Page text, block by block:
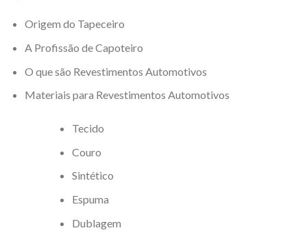
Origem do Tapeceiro
A Profissão de Capoteiro
O que são Revestimentos Automotivos
Materiais para Revestimentos Automotivos
Tecido
Couro
Sintético
Espuma
Dublagem